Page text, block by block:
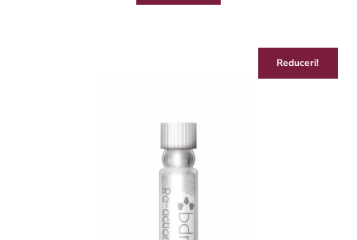
Reduceri!